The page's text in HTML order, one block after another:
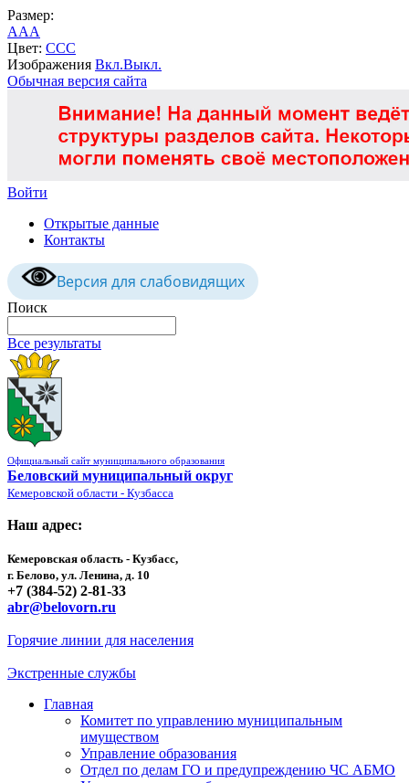
Размер:
AAA
Цвет: CCC
Изображения Вкл.Выкл.
Обычная версия сайта
Войти
Открытые данные
Контакты
Версия для слабовидящих
Поиск
Все результаты
Официальный сайт муниципального образования
Беловский муниципальный округ
Кемеровской области - Кузбасса
Наш адрес:
Кемеровская область - Кузбасс,
г. Белово, ул. Ленина, д. 10
+7 (384-52) 2-81-33
abr@belovorn.ru
Горячие линии для населения
Экстренные службы
Главная
Комитет по управлению муниципальным
имуществом
Управление образования
Отдел по делам ГО и предупреждению ЧС АБМО